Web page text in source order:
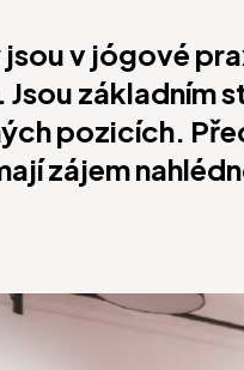
jsou v jógové
Jsou základním
pozicích.
zájem